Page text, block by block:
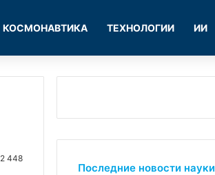
КОСМОНАВТИКА ТЕХНОЛОГИИ ИИ
2 448
Последние новости науки